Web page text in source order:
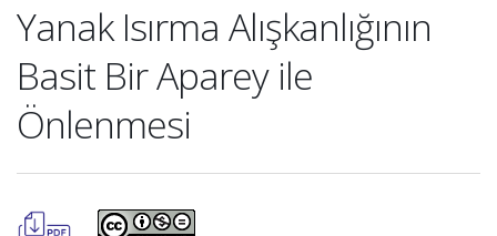
Yanak Isırma Alışkanlığının
Basit Bir Aparey ile
Önlenmesi